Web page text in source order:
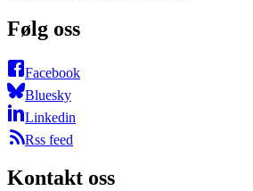
Følg oss
Facebook
Bluesky
Linkedin
Rss feed
Kontakt oss